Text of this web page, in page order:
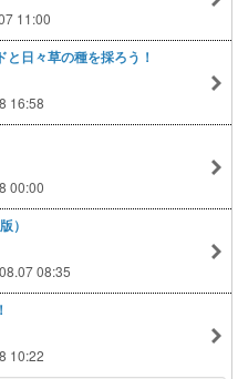
11:00
日々草の種を採ろう！
16:58
00:00
）
08:35
10:22